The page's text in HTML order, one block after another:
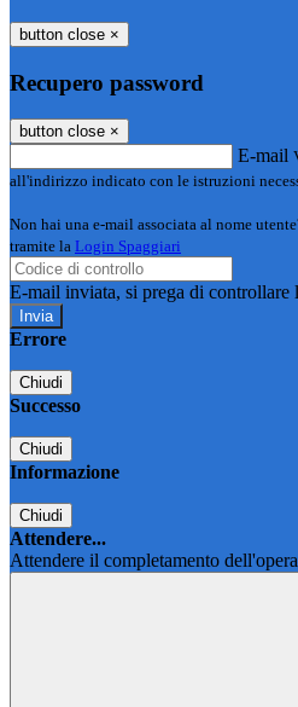
button close ×
Recupero password
button close ×
E-mail
all'indirizzo indicato con le istruzioni
Non hai una e-mail associata al nome
tramite la Login Spaggiari
E-mail inviata, si prega di controllare
Errore
Chiudi
Successo
Chiudi
Informazione
Chiudi
Attendere...
Attendere il completamento